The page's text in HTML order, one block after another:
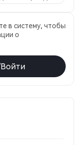
в систему, чтобы
о
Войти